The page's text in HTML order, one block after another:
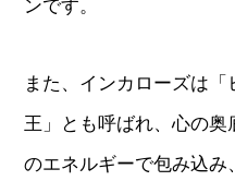
ンです。
また、インカローズは
王」とも呼ばれ、心の
のエネルギーで包み込